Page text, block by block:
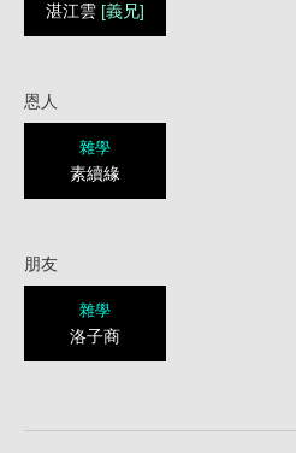
湛江雲 [義兄]
恩人
雜學
素續緣
朋友
雜學
洛子商